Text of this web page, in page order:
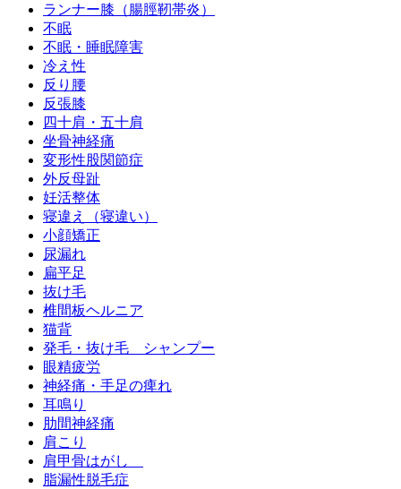
ランナー膝（腸脛靭帯炎）
不眠
不眠・睡眠障害
冷え性
反り腰
反張膝
四十肩・五十肩
坐骨神経痛
変形性股関節症
外反母趾
妊活整体
寝違え（寝違い）
小顔矯正
尿漏れ
扁平足
抜け毛
椎間板ヘルニア
猫背
発毛・抜け毛 シャンプー
眼精疲労
神経痛・手足の痺れ
耳鳴り
肋間神経痛
肩こり
肩甲骨はがし
脂漏性脱毛症